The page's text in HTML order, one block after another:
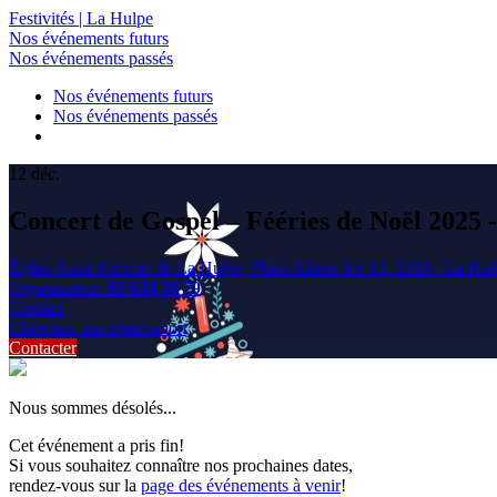
Festivités | La Hulpe
Nos événements futurs
Nos événements passés
Nos événements futurs
Nos événements passés
12 déc.
Concert de Gospel – Fééries de Noël 2025
Église Saint-Nicolas de La Hulpe, Place Albert 1er 13, 1310 - La
Organisateur: 02 634 30 79
Contact
Cherchez une réservation
Contacter
Nous sommes désolés...
Cet événement a pris fin!
Si vous souhaitez connaître nos prochaines dates,
rendez-vous sur la page des événements à venir!